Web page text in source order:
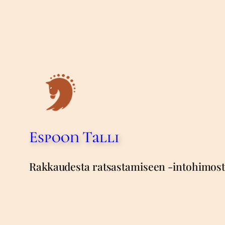
Espoon Talli
Rakkaudesta ratsastamiseen -